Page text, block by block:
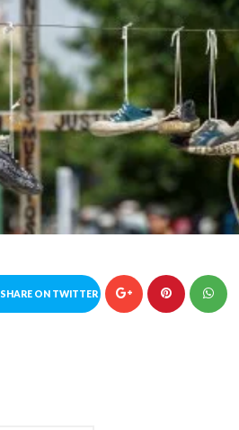
SHARE ON TWITTER